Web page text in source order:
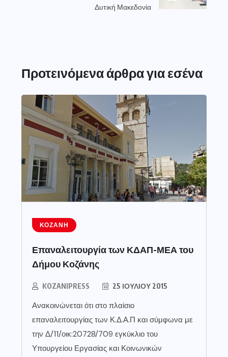
Δυτική Μακεδονία
Προτεινόμενα άρθρα για εσένα
ΚΟΖΆΝΗ
Επαναλειτουργία των ΚΔΑΠ-ΜΕΑ του
Δήμου Κοζάνης
KOZANIPRESS 25 ΙΟΥΛΊΟΥ 2015
Ανακοινώνεται ότι στο πλαίσιο
επαναλειτουργίας των Κ.Δ.Α.Π και σύμφωνα με
την Δ/11/οικ:20728/709 εγκύκλιο του
Υπουργείου Εργασίας και Κοινωνικών